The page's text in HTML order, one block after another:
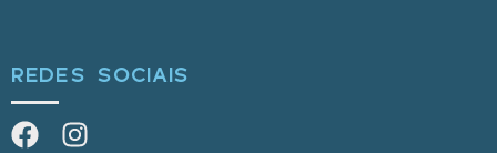
REDES SOCIAIS